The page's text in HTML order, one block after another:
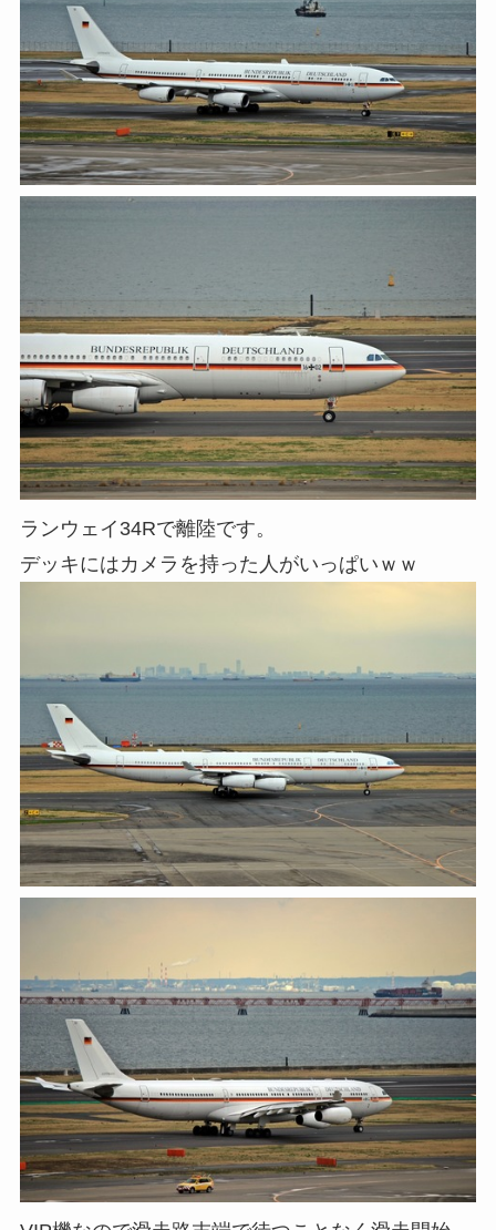
ランウェイ34Rで離陸です。
デッキにはカメラを持った人がいっぱいｗｗ